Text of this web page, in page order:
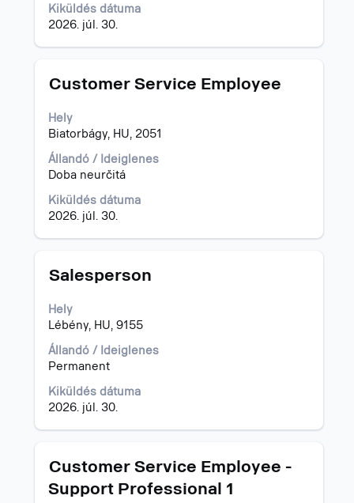
Kiküldés dátuma
2026. júl. 30.
megtekintéséhez.
Cím
Customer Service Employee
Hely
Biatorbágy, HU, 2051
Állandó / Ideiglenes
Doba neurčitá
Kiküldés dátuma
2026. júl. 30.
Jelölje
a
szóköz
billentyűvel
az
állásinformáció
tartalmának
megtekintéséhez.
Cím
Salesperson
Hely
Lébény, HU, 9155
Állandó / Ideiglenes
Permanent
Kiküldés dátuma
2026. júl. 30.
Jelölje
a
szóköz
billentyűvel
az
állásinformáció
tartalmának
megtekintéséhez.
Cím
Customer Service Employee -
Support Professional 1
Jelölje
a